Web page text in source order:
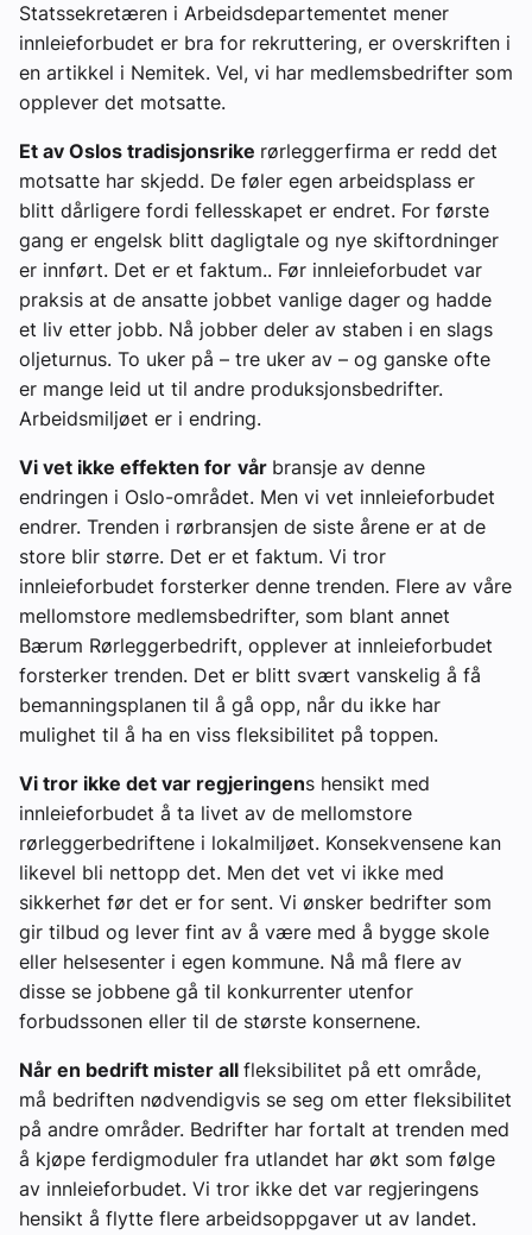
eBlad
Statssekretæren i Arbeidsdepartementet mener
innleieforbudet er bra for rekruttering, er overskriften i
en artikkel i Nemitek. Vel, vi har medlemsbedrifter som
opplever det motsatte.
Et av Oslos tradisjonsrike rørleggerfirma er redd det
motsatte har skjedd. De føler egen arbeidsplass er
blitt dårligere fordi fellesskapet er endret. For første
gang er engelsk blitt dagligtale og nye skiftordninger
er innført. Det er et faktum.. Før innleieforbudet var
praksis at de ansatte jobbet vanlige dager og hadde
et liv etter jobb. Nå jobber deler av staben i en slags
oljeturnus. To uker på – tre uker av – og ganske ofte
er mange leid ut til andre produksjonsbedrifter.
Arbeidsmiljøet er i endring.
Vi vet ikke effekten for vår bransje av denne
endringen i Oslo-området. Men vi vet innleieforbudet
endrer. Trenden i rørbransjen de siste årene er at de
store blir større. Det er et faktum. Vi tror
innleieforbudet forsterker denne trenden. Flere av våre
mellomstore medlemsbedrifter, som blant annet
Bærum Rørleggerbedrift, opplever at innleieforbudet
forsterker trenden. Det er blitt svært vanskelig å få
bemanningsplanen til å gå opp, når du ikke har
mulighet til å ha en viss fleksibilitet på toppen.
Vi tror ikke det var regjeringens hensikt med
innleieforbudet å ta livet av de mellomstore
rørleggerbedriftene i lokalmiljøet. Konsekvensene kan
likevel bli nettopp det. Men det vet vi ikke med
sikkerhet før det er for sent. Vi ønsker bedrifter som
gir tilbud og lever fint av å være med å bygge skole
eller helsesenter i egen kommune. Nå må flere av
disse se jobbene gå til konkurrenter utenfor
forbudssonen eller til de største konsernene.
Når en bedrift mister all fleksibilitet på ett område,
må bedriften nødvendigvis se seg om etter fleksibilitet
på andre områder. Bedrifter har fortalt at trenden med
å kjøpe ferdigmoduler fra utlandet har økt som følge
av innleieforbudet. Vi tror ikke det var regjeringens
hensikt å flytte flere arbeidsoppgaver ut av landet.